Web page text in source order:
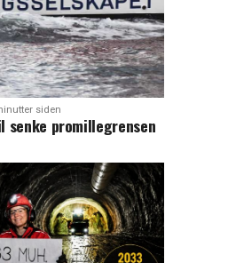
siden
senke promillegrensen